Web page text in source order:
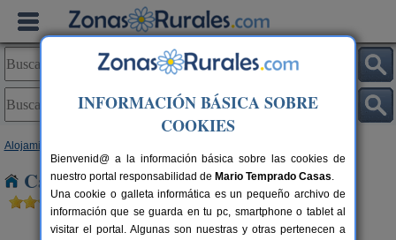
Alojamientos
Casas Rurales cerca de Ramallosa A
INFORMACIÓN BÁSICA SOBRE
COOKIES
Bienvenid@ a la información básica sobre las cookies de
nuestro portal responsabilidad de Mario Temprado Casas.
Una cookie o galleta informática es un pequeño archivo de
información que se guarda en tu pc, smartphone o tablet al
visitar el portal. Algunas son nuestras y otras pertenecen a